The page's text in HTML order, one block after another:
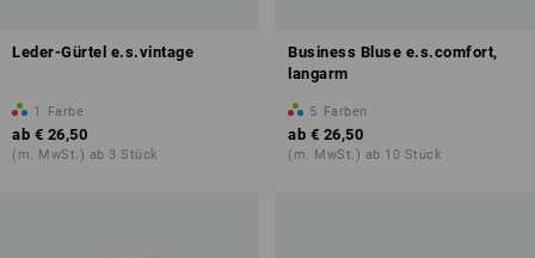
Leder-Gürtel e.s.vintage
1 Farbe
ab € 26,50
(m. MwSt.) ab 3 Stück
Business Bluse e.s.comfort,
langarm
5 Farben
ab € 26,50
(m. MwSt.) ab 10 Stück